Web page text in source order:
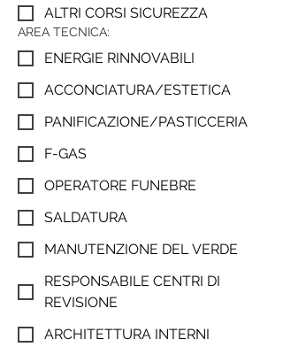
ALTRI CORSI SICUREZZA
AREA TECNICA:
ENERGIE RINNOVABILI
ACCONCIATURA/ESTETICA
PANIFICAZIONE/PASTICCERIA
F-GAS
OPERATORE FUNEBRE
SALDATURA
MANUTENZIONE DEL VERDE
RESPONSABILE CENTRI DI
REVISIONE
ARCHITETTURA INTERNI